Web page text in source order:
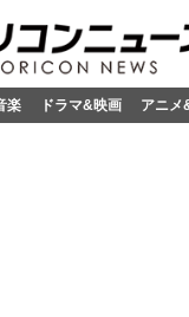
楽 ドラマ&映画 アニメ